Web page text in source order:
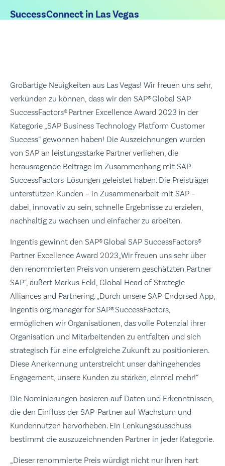
SuccessConnect in Las Vegas
Großartige Neuigkeiten aus Las Vegas! Wir freuen uns sehr,
verkünden zu können, dass wir den SAP® Global SAP
SuccessFactors® Partner Excellence Award 2023 in der
Kategorie „SAP Business Technology Platform Customer
Success“ gewonnen haben! Die Auszeichnungen wurden
von SAP an leistungsstarke Partner verliehen, die
herausragende Beiträge im Zusammenhang mit SAP
SuccessFactors-Lösungen geleistet haben. Die Preisträger
unterstützen Kunden – in Zusammenarbeit mit SAP –
dabei, innovativ zu sein, schnelle Ergebnisse zu erzielen,
nachhaltig zu wachsen und einfacher zu arbeiten.
Ingentis gewinnt den SAP® Global SAP SuccessFactors®
Partner Excellence Award 2023„Wir freuen uns sehr über
den renommierten Preis von unserem geschätzten Partner
SAP“, äußert Markus Eckl, Global Head of Strategic
Alliances and Partnering. „Durch unsere SAP-Endorsed App,
Ingentis org.manager for SAP® SuccessFactors,
ermöglichen wir Organisationen, das volle Potenzial ihrer
Organisation und Mitarbeitenden zu entfalten und sich
strategisch für eine erfolgreiche Zukunft zu positionieren.
Diese Anerkennung unterstreicht unser dahingehendes
Engagement, unsere Kunden zu stärken, einmal mehr!“
Die Nominierungen basieren auf Daten und Erkenntnissen,
die den Einfluss der SAP-Partner auf Wachstum und
Kundennutzen hervorheben. Ein Lenkungsausschuss
bestimmt die auszuzeichnenden Partner in jeder Kategorie.
„Dieser renommierte Preis würdigt nicht nur Ihren hart